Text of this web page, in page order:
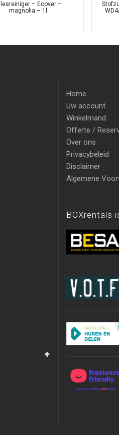
– Ecover –
magnolia – 1l
Home
Uw account
Winkelmand
Offerte /
Over ons
Privacybeleid
Disclaimer
Algemene
BOXrentals